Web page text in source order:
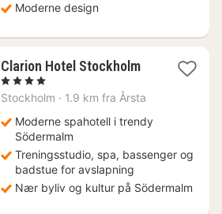
Moderne design
Clarion Hotel Stockholm1
fra
kr.
, 4 Stjerner
Stockholm · 1.9 km fra Årsta
Moderne spahotell i trendy
Södermalm
Treningsstudio, spa, bassenger og
badstue for avslapning
Nær byliv og kultur på Södermalm